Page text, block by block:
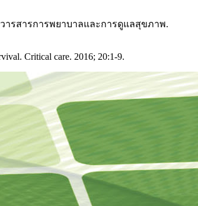
รสารการพยาบาลและการดูแลสุขภาพ.
Critical care. 2016; 20:1-9.